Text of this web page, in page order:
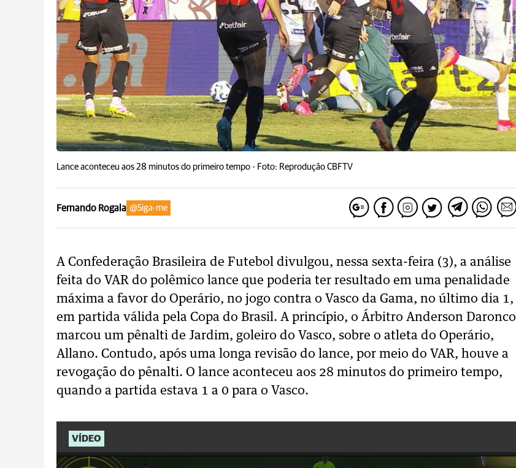
Lance aconteceu aos 28 minutos do primeiro tempo - Foto: Reprodução CBFTV
Fernando Rogala @Siga-me
A Confederação Brasileira de Futebol divulgou, nessa sexta-feira (3), a análise
feita do VAR do polêmico lance que poderia ter resultado em uma penalidade
máxima a favor do Operário, no jogo contra o Vasco da Gama, no último dia 1,
em partida válida pela Copa do Brasil. A princípio, o Árbitro Anderson Daronco
marcou um pênalti de Jardim, goleiro do Vasco, sobre o atleta do Operário,
Allano. Contudo, após uma longa revisão do lance, por meio do VAR, houve a
revogação do pênalti. O lance aconteceu aos 28 minutos do primeiro tempo,
quando a partida estava 1 a 0 para o Vasco.
VÍDEO